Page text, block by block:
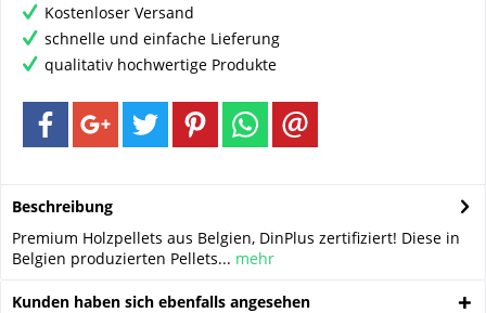
Kostenloser Versand
schnelle und einfache Lieferung
qualitativ hochwertige Produkte
Beschreibung
Premium Holzpellets aus Belgien, DinPlus zertifiziert! Diese in
Belgien produzierten Pellets... mehr
Kunden haben sich ebenfalls angesehen